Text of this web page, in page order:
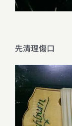
先清理傷口